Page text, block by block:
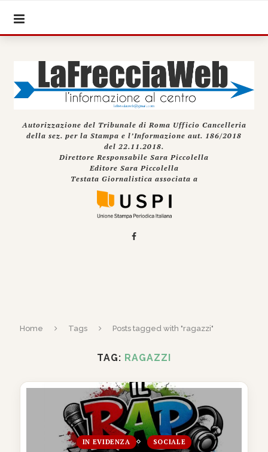
Autorizzazione del Tribunale di Roma Ufficio Cancelleria
della sez. per la Stampa e l’Informazione aut. 186/2018
del 22.11.2018.
Direttore Responsabile Sara Piccolella
Editore Sara Piccolella
Testata Giornalistica associata a
Home Tags Posts tagged with "ragazzi"
TAG: RAGAZZI
IN EVIDENZA SOCIALE